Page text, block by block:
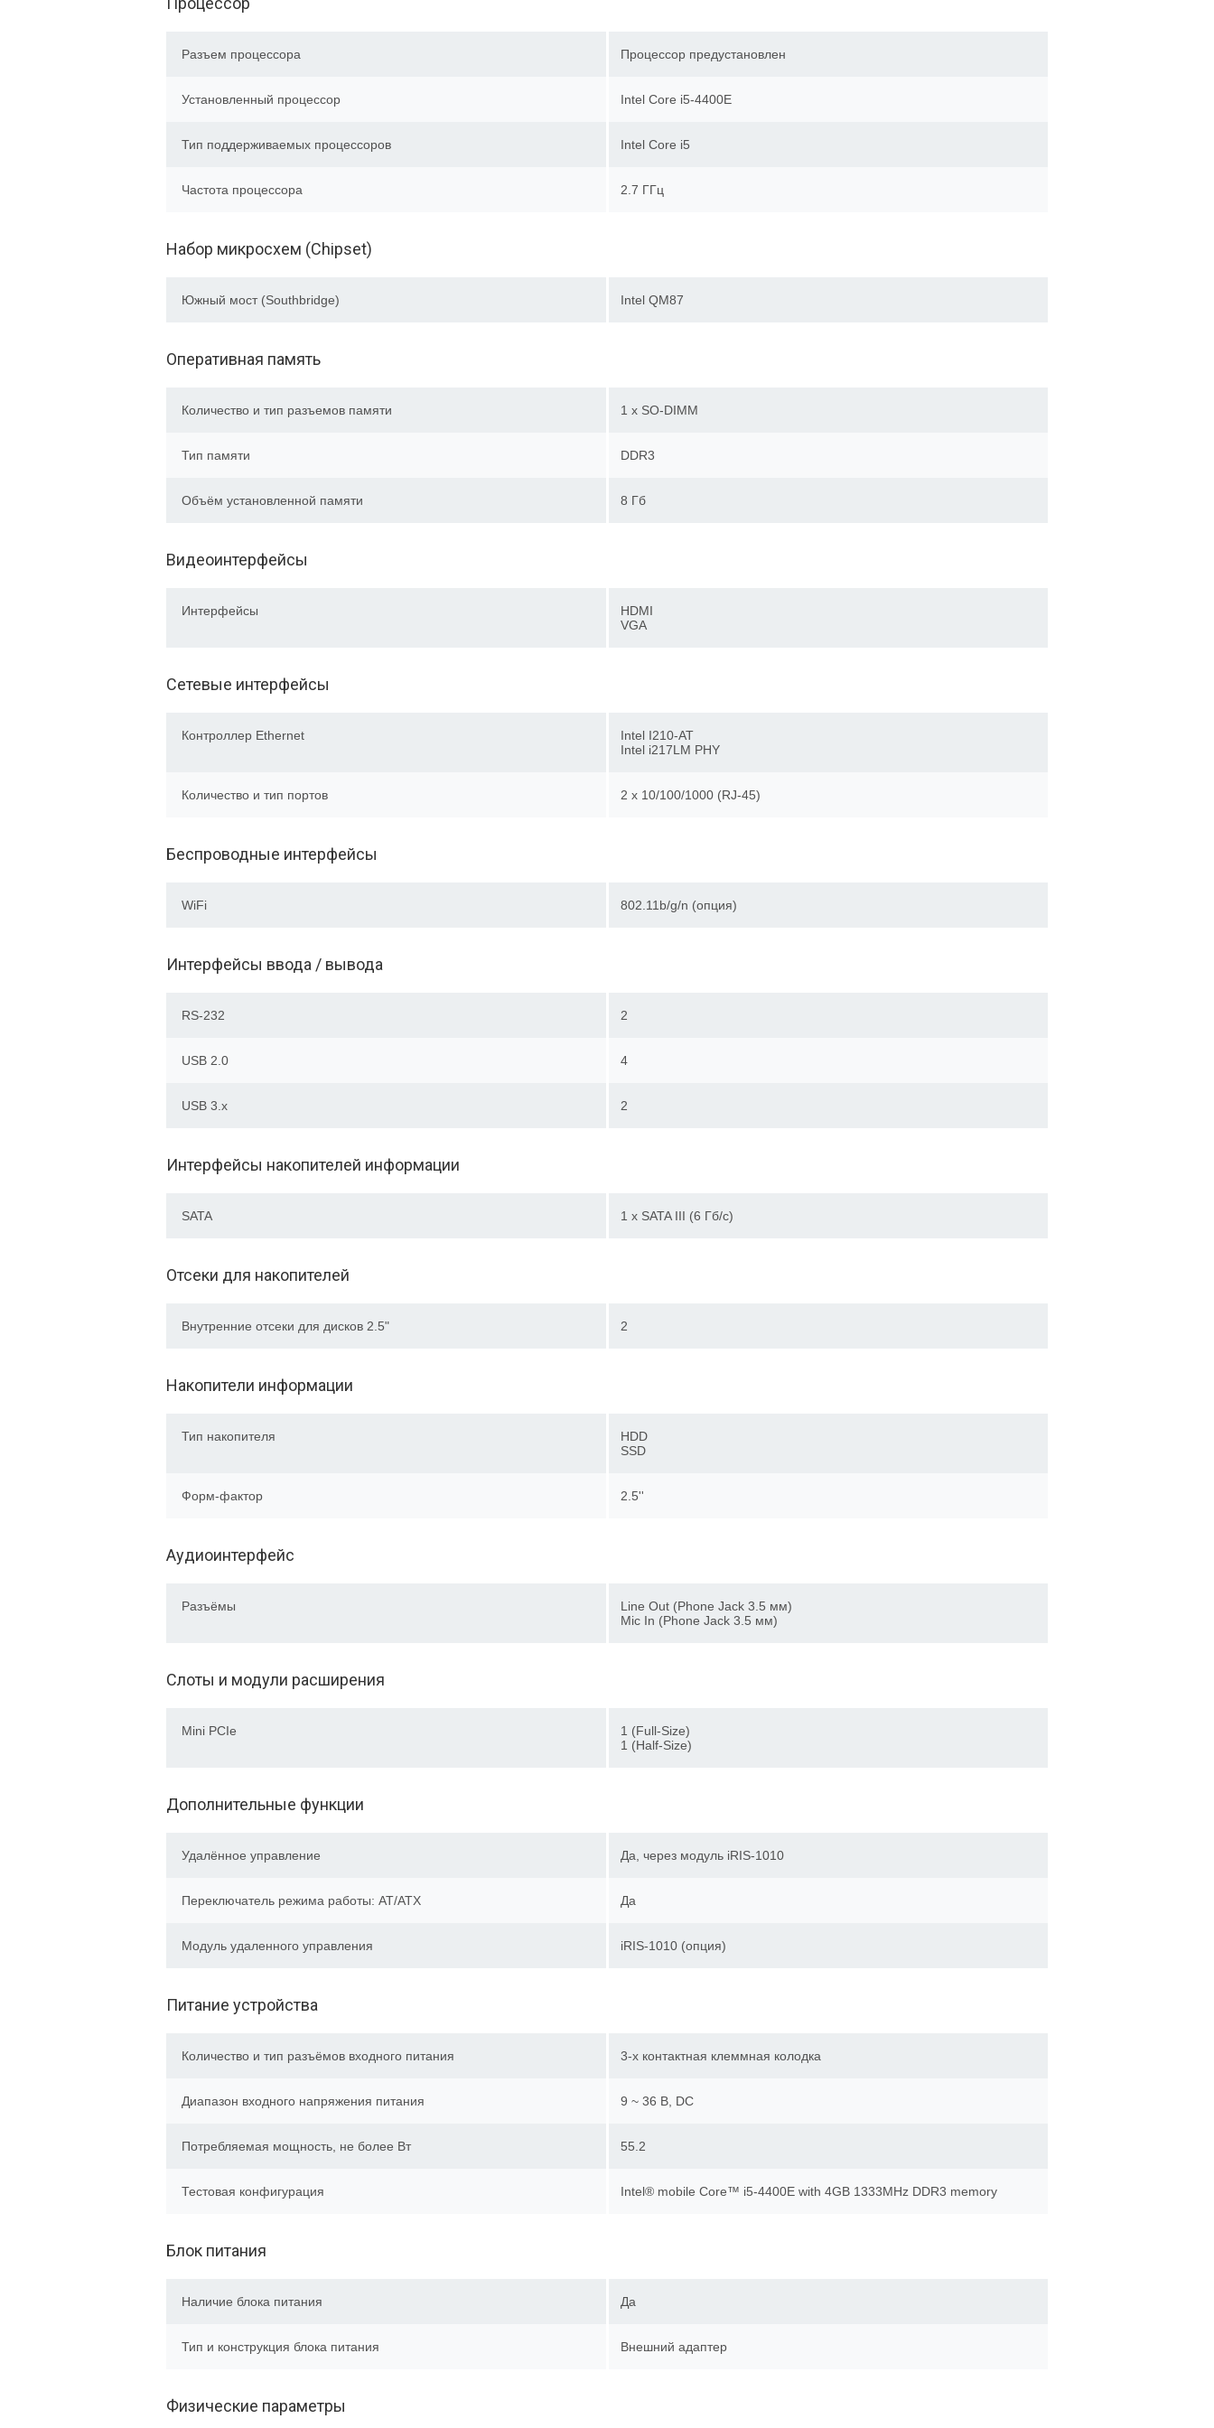
Разъем процессора Процессор предустановлен
Установленный процессор Intel Core i5-4400E
Тип поддерживаемых процессоров Intel Core i5
Частота процессора 2.7 ГГц
Набор микросхем (Chipset)
Южный мост (Southbridge) Intel QМ87
Оперативная память
Количество и тип разъемов памяти 1 x SO-DIMM
Тип памяти DDR3
Объём установленной памяти 8 Гб
Видеоинтерфейсы
Интерфейсы
HDMI
VGA
Сетевые интерфейсы
Контроллер Ethernet
Intel I210-AT
Intel i217LM PHY
Количество и тип портов 2 х 10/100/1000 (RJ-45)
Беспроводные интерфейсы
WiFi 802.11b/g/n (опция)
Интерфейсы ввода / вывода
RS-232 2
USB 2.0 4
USB 3.x 2
Интерфейсы накопителей информации
SATA 1 x SATA III (6 Гб/с)
Отсеки для накопителей
Внутренние отсеки для дисков 2.5" 2
Накопители информации
Тип накопителя
HDD
SSD
Форм-фактор 2.5''
Аудиоинтерфейс
Разъёмы
Line Out (Phone Jack 3.5 мм)
Mic In (Phone Jack 3.5 мм)
Слоты и модули расширения
Mini PCIe
1 (Full-Size)
1 (Half-Size)
Дополнительные функции
Удалённое управление Да, через модуль iRIS-1010
Переключатель режима работы: AT/ATX Да
Модуль удаленного управления iRIS-1010 (опция)
Питание устройства
Количество и тип разъёмов входного питания 3-х контактная клеммная колодка
Диапазон входного напряжения питания 9 ~ 36 В, DC
Потребляемая мощность, не более Вт 55.2
Тестовая конфигурация Intel® mobile Core™ i5-4400E with 4GB 1333MHz DDR3 memory
Блок питания
Наличие блока питания Да
Тип и конструкция блока питания Внешний адаптер
Физические параметры